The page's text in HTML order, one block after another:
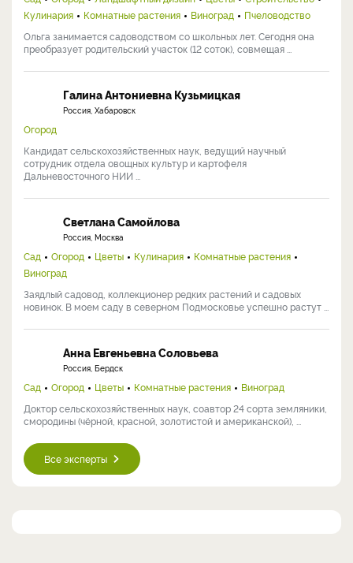
Кулинария
Комнатные растения Виноград
Пчеловодство
Ольга занимается садоводством со школьных лет. Сегодня она
преобразует родительский участок (12 соток), совмещая ...
Галина Антониевна Кузьмицкая
Россия, Хабаровск
Огород
Кандидат сельскохозяйственных наук, ведущий научный
сотрудник отдела овощных культур и картофеля
Дальневосточного НИИ ...
Светлана Самойлова
Россия, Москва
Сад Огород Цветы Кулинария
Комнатные растения
Виноград
Заядлый садовод, коллекционер редких растений и садовых
новинок. В моем саду в северном Подмосковье успешно растут ...
Анна Евгеньевна Соловьева
Россия, Бердск
Сад Огород Цветы Комнатные растения
Виноград
Доктор сельскохозяйственных наук, соавтор 24 сорта земляники,
смородины (чёрной, красной, золотистой и американской), ...
Все эксперты